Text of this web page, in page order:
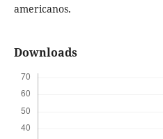
americanos.
Downloads